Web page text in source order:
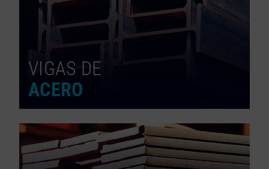
VIGAS DE
ACERO